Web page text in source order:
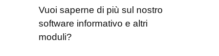
Vuoi saperne di più sul nostro
software informativo e altri
moduli?